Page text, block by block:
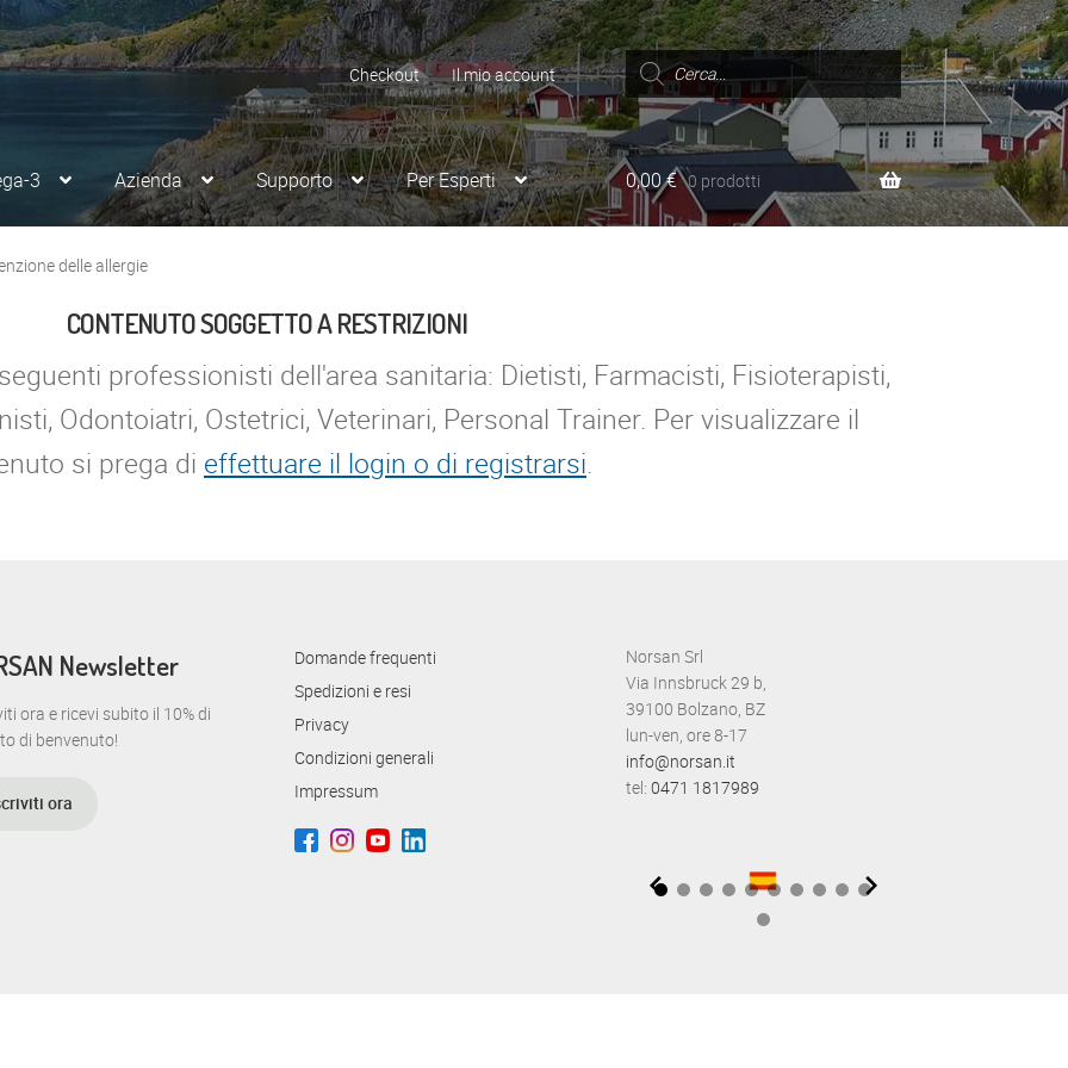
Checkout Il mio account
Ricerca
prodotti
3 Azienda Supporto Per Esperti 0,00€ 0 prodotti
delle allergie
CONTENUTO SOGGETTO A RESTRIZIONI
professionisti dell'area sanitaria: Dietisti, Farmacisti, Fisioterapisti,
Odontoiatri, Ostetrici, Veterinari, Personal Trainer. Per visualizzare il
si prega di effettuare il login o di registrarsi.
Newsletter
ora e ricevi subito il 10% di
di benvenuto!
ora
Domande frequenti
Spedizioni e resi
Privacy
Condizioni generali
Impressum
Norsan Srl
Via Innsbruck 29 b,
39100 Bolzano, BZ
lun-ven, ore 8-17
info@norsan.it
tel: 0471 1817989